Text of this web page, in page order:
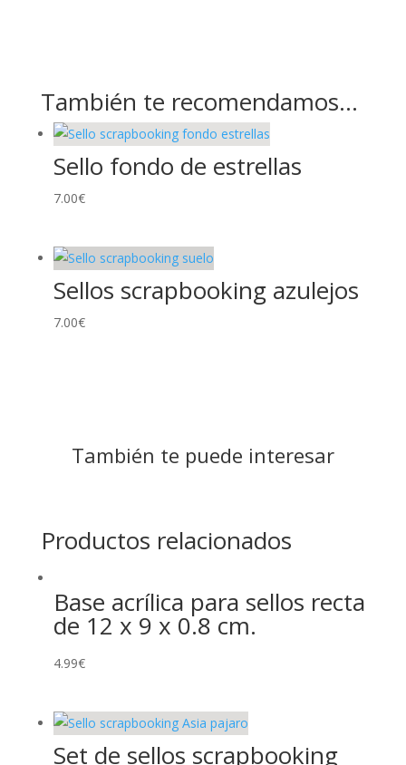
También te recomendamos…
Sello fondo de estrellas
7.00€
Sellos scrapbooking azulejos
7.00€
También te puede interesar
Productos relacionados
Base acrílica para sellos recta
de 12 x 9 x 0.8 cm.
4.99€
Set de sellos scrapbooking